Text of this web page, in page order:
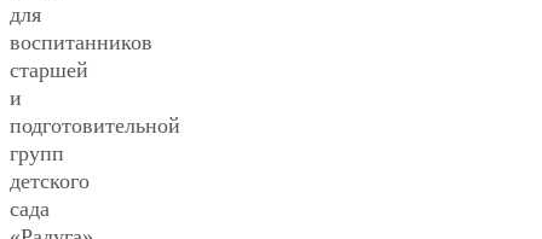
для
воспитанников
старшей
и
подготовительной
групп
детского
сада